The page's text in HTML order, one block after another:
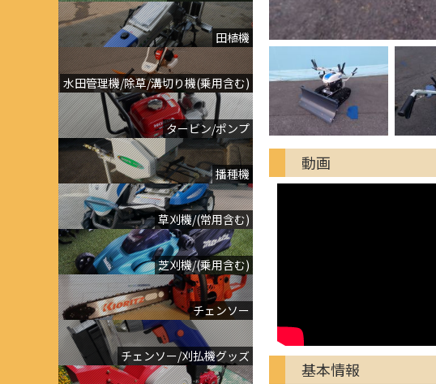
田植機
水田管理機/除草/溝切り機(乗用含む)
タービン/ポンプ
播種機
草刈機/(常用含む)
芝刈機/(乗用含む)
チェンソー
チェンソー/刈払機グッズ
動画
基本情報